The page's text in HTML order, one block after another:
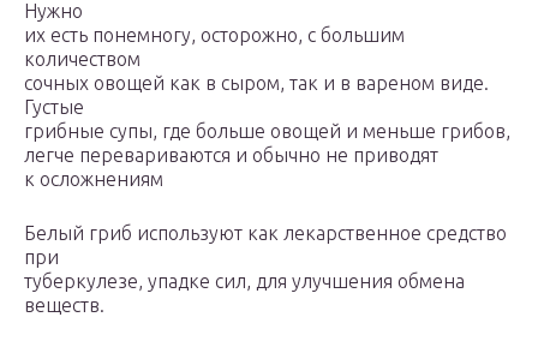
Нуж­но
их есть понемногу, осторожно, с большим
количеством
сочных овощей как в сыром, так и в вареном виде.
Густые
грибные супы, где больше овощей и меньше грибов,
легче перевариваются и обычно не приводят
к осложнениям
Белый гриб используют как лекарственное средство
при
туберкулезе, упадке сил, для улучшения обмена
веществ.